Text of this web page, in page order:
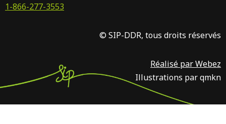
1-866-277-3553
© SIP-DDR, tous droits réservés
Réalisé par Webez
Illustrations par qmkn